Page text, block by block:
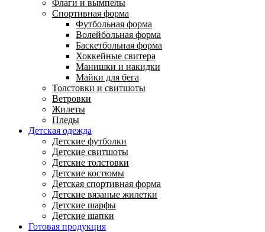
Флаги и вымпелы
Спортивная форма
Футбольная форма
Волейбольная форма
Баскетбольная форма
Хоккейные свитера
Манишки и накидки
Майки для бега
Толстовки и свитшоты
Ветровки
Жилеты
Пледы
Детская одежда
Детские футболки
Детские свитшоты
Детские толстовки
Детские костюмы
Детская спортивная форма
Детские вязаные жилетки
Детские шарфы
Детские шапки
Готовая продукция